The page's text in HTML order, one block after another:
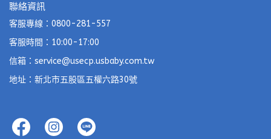
聯絡資訊
客服專線：0800-281-557
客服時間：10:00-17:00
信箱：service@usecp.usbaby.com.tw
地址：新北市五股區五權六路30號